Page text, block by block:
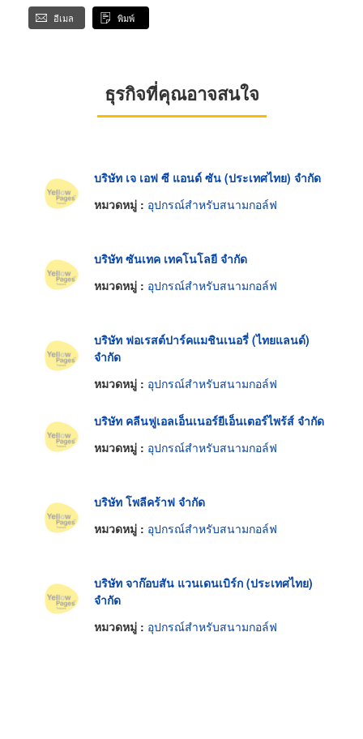
อีเมล พิมพ์
ธุรกิจที่คุณอาจสนใจ
บริษัท เจ เอฟ ซี แอนด์ ซัน (ประเทศไทย) จำกัด
หมวดหมู่ : อุปกรณ์สำหรับสนามกอล์ฟ
บริษัท ซันเทค เทคโนโลยี จำกัด
หมวดหมู่ : อุปกรณ์สำหรับสนามกอล์ฟ
บริษัท ฟอเรสต์ปาร์คแมชินเนอรี่ (ไทยแลนด์)
จำกัด
หมวดหมู่ : อุปกรณ์สำหรับสนามกอล์ฟ
บริษัท คลีนฟูเอลเอ็นเนอร์ยีเอ็นเตอร์ไพร้ส์ จำกัด
หมวดหมู่ : อุปกรณ์สำหรับสนามกอล์ฟ
บริษัท โพลีคร้าฟ จำกัด
หมวดหมู่ : อุปกรณ์สำหรับสนามกอล์ฟ
บริษัท จาก๊อบสัน แวนเดนเบิร์ก (ประเทศไทย)
จำกัด
หมวดหมู่ : อุปกรณ์สำหรับสนามกอล์ฟ